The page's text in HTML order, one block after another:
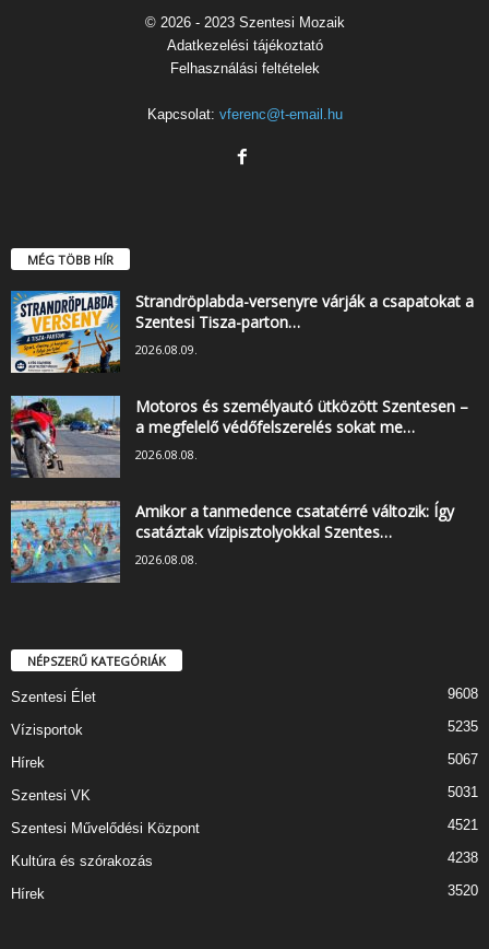
© 2026 - 2023 Szentesi Mozaik
Adatkezelési tájékoztató
Felhasználási feltételek
Kapcsolat: vferenc@t-email.hu
MÉG TÖBB HÍR
Strandröplabda-versenyre várják a csapatokat a
Szentesi Tisza-parton…
2026.08.09.
Motoros és személyautó ütközött Szentesen –
a megfelelő védőfelszerelés sokat me…
2026.08.08.
Amikor a tanmedence csatatérré változik: Így
csatáztak vízipisztolyokkal Szentes…
2026.08.08.
NÉPSZERŰ KATEGÓRIÁK
Szentesi Élet 9608
Vízisportok 5235
Hírek 5067
Szentesi VK 5031
Szentesi Művelődési Központ 4521
Kultúra és szórakozás 4238
Hírek 3520